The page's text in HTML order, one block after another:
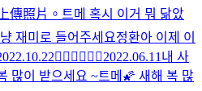
傳照片。 트메 혹시 이거 뭐 닮았
재미로 들어주세요정환아 이제 이
❤️‍🔥❤️‍🔥❤️‍🔥2022.06.11 내 사
많이 받으세요 ~트메🌠 새해 복 많